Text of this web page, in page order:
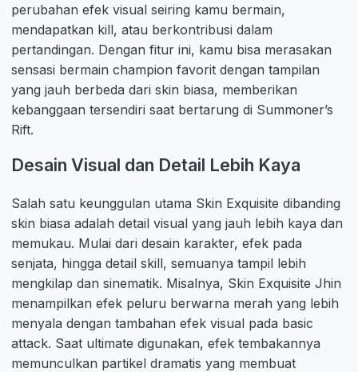
perubahan efek visual seiring kamu bermain,
mendapatkan kill, atau berkontribusi dalam
pertandingan. Dengan fitur ini, kamu bisa merasakan
sensasi bermain champion favorit dengan tampilan
yang jauh berbeda dari skin biasa, memberikan
kebanggaan tersendiri saat bertarung di Summoner’s
Rift.
Desain Visual dan Detail Lebih Kaya
Salah satu keunggulan utama Skin Exquisite dibanding
skin biasa adalah detail visual yang jauh lebih kaya dan
memukau. Mulai dari desain karakter, efek pada
senjata, hingga detail skill, semuanya tampil lebih
mengkilap dan sinematik. Misalnya, Skin Exquisite Jhin
menampilkan efek peluru berwarna merah yang lebih
menyala dengan tambahan efek visual pada basic
attack. Saat ultimate digunakan, efek tembakannya
memunculkan partikel dramatis yang membuat